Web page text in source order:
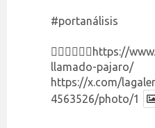
#portanálisis
👉🏻👉🏻👉🏻 https://
llamado-pajaro/
https://x.com/
4563526/photo/1